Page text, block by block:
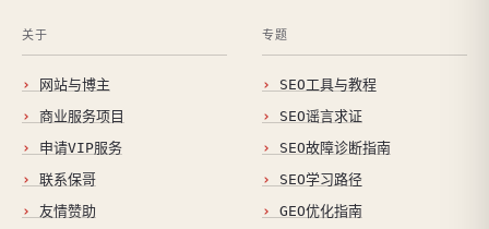
关于
网站与博主
商业服务项目
申请VIP服务
联系保哥
友情赞助
专题
SEO工具与教程
SEO谣言求证
SEO故障诊断指南
SEO学习路径
GEO优化指南